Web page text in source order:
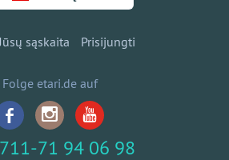
sąskaita Prisijungti
Folge etari.de auf
71 94 06 98